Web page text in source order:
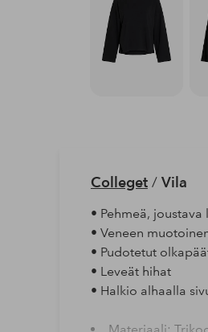
Colleget/ Vila
• Pehmeä, joustava
• Veneen
• Pudotetut
• Leveät hihat
• Halkio alhaalla